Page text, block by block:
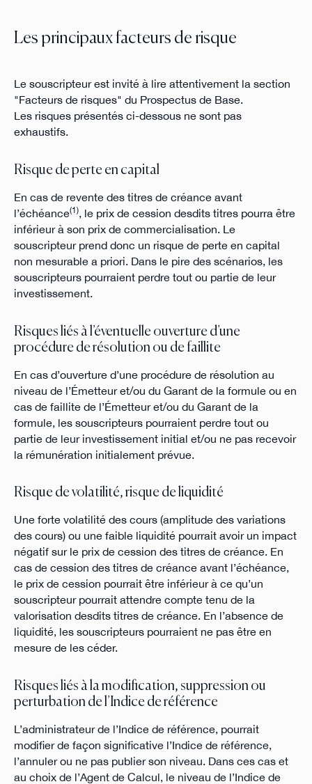
Les principaux facteurs de risque
Le souscripteur est invité à lire attentivement la section
"Facteurs de risques" du Prospectus de Base.
Les risques présentés ci-dessous ne sont pas
exhaustifs.
Risque de perte en capital
En cas de revente des titres de créance avant
l’échéance(1), le prix de cession desdits titres pourra être
inférieur à son prix de commercialisation. Le
souscripteur prend donc un risque de perte en capital
non mesurable a priori. Dans le pire des scénarios, les
souscripteurs pourraient perdre tout ou partie de leur
investissement.
Risques liés à l’éventuelle ouverture d’une
procédure de résolution ou de faillite
En cas d’ouverture d’une procédure de résolution au
niveau de l’Émetteur et/ou du Garant de la formule ou en
cas de faillite de l’Émetteur et/ou du Garant de la
formule, les souscripteurs pourraient perdre tout ou
partie de leur investissement initial et/ou ne pas recevoir
la rémunération initialement prévue.
Risque de volatilité, risque de liquidité
Une forte volatilité des cours (amplitude des variations
des cours) ou une faible liquidité pourrait avoir un impact
négatif sur le prix de cession des titres de créance. En
cas de cession des titres de créance avant l’échéance,
le prix de cession pourrait être inférieur à ce qu’un
souscripteur pourrait attendre compte tenu de la
valorisation desdits titres de créance. En l’absence de
liquidité, les souscripteurs pourraient ne pas être en
mesure de les céder.
Risques liés à la modification, suppression ou
perturbation de l’Indice de référence
L’administrateur de l’Indice de référence, pourrait
modifier de façon significative l’Indice de référence,
l’annuler ou ne pas publier son niveau. Dans ces cas et
au choix de l’Agent de Calcul, le niveau de l’Indice de